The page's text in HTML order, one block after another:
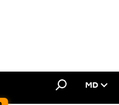
MD